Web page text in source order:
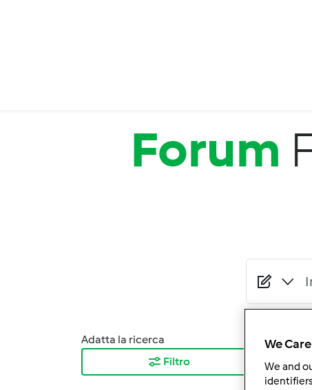
Forum
Adatta la ricerca
Filtro
I
We
We and